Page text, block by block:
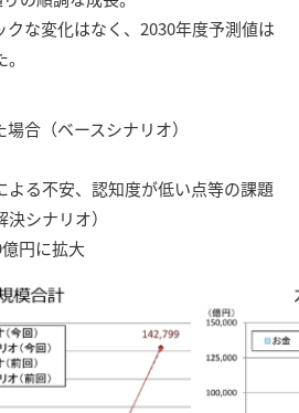
な変化はなく、2030年度予測値は
合（ベースシナリオ）
る不安、認知度が低い点等の課題
シナリオ）
円に拡大